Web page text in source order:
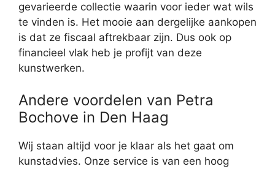
gevarieerde collectie waarin voor ieder wat wils
te vinden is. Het mooie aan dergelijke aankopen
is dat ze fiscaal aftrekbaar zijn. Dus ook op
financieel vlak heb je profijt van deze
kunstwerken.
Andere voordelen van Petra
Bochove in Den Haag
Wij staan altijd voor je klaar als het gaat om
kunstadvies. Onze service is van een hoog